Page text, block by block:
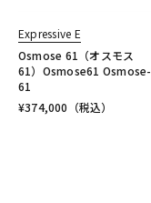
Expressive E
Osmose 61（オスモス
61）Osmose61 Osmose-
61
¥374,000 （税込）